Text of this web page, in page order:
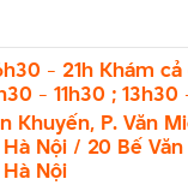
- 21h Khám
- 11h30 ; 13h30
Khuyến, P. Văn
Nội / 20 Bế
Nội